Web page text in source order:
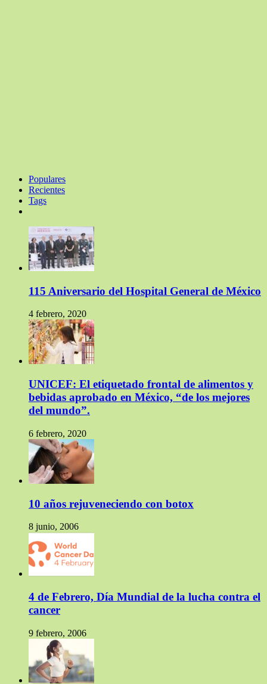
Populares
Recientes
Tags
115 Aniversario del Hospital General de México
4 febrero, 2020
UNICEF: El etiquetado frontal de alimentos y
bebidas aprobado en México, “de los mejores
del mundo”.
6 febrero, 2020
10 años rejuveneciendo con botox
8 junio, 2006
4 de Febrero, Día Mundial de la lucha contra el
cancer
9 febrero, 2006